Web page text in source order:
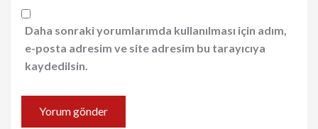
Daha sonraki yorumlarımda kullanılması için adım,
e-posta adresim ve site adresim bu tarayıcıya
kaydedilsin.